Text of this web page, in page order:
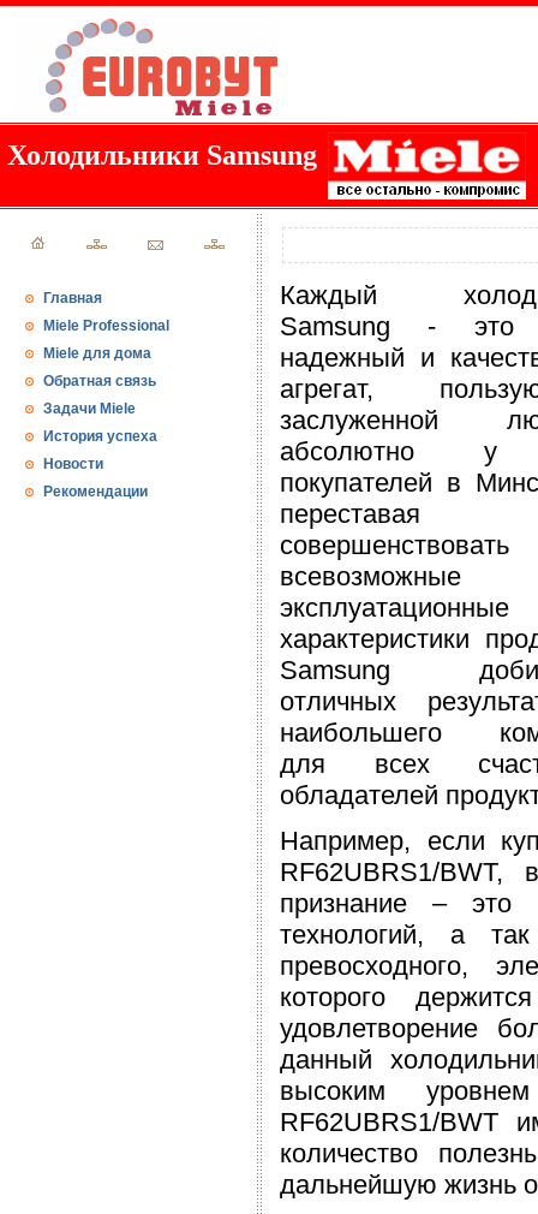
Холодильники Samsung
Главная
Miele Professional
Miele для дома
Обратная связь
Задачи Miele
История успеха
Новости
Рекомендации
Каждый
Samsung - это
надежный и
агрегат,
заслуженной
абсолютно у
покупателей в
переставая
совершенствовать
всевозможные
эксплуатационные
характеристики
Samsung
отличных
наибольшего
для всех
обладателей
Например, если
RF62UBRS1/
признание – это
технологий, а
превосходного,
которого
удовлетворение
данный
высоким
RF62UBRS1/BWT
количество
дальнейшую жизнь